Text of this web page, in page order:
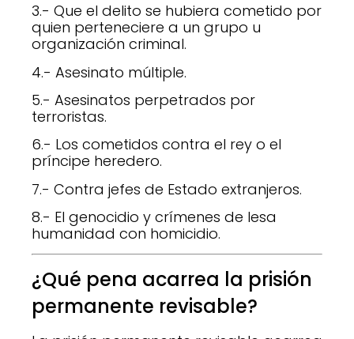
3.- Que el delito se hubiera cometido por
quien perteneciere a un grupo u
organización criminal.
4.- Asesinato múltiple.
5.- Asesinatos perpetrados por
terroristas.
6.- Los cometidos contra el rey o el
príncipe heredero.
7.- Contra jefes de Estado extranjeros.
8.- El genocidio y crímenes de lesa
humanidad con homicidio.
¿Qué pena acarrea la prisión
permanente revisable?